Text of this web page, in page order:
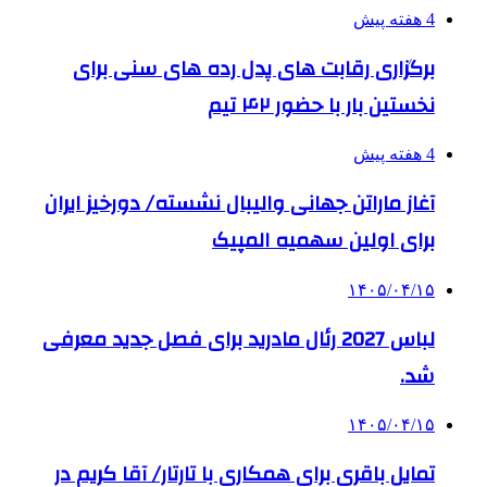
4 هفته پیش
برگزاری رقابت های پدل رده های سنی برای
نخستین بار با حضور ۴۲ تیم
4 هفته پیش
آغاز ماراتن جهانی والیبال نشسته/ دورخیز ایران
برای اولین سهمیه المپیک
۱۴۰۵/۰۴/۱۵
لباس 2027 رئال مادرید برای فصل جدید معرفی
شد.
۱۴۰۵/۰۴/۱۵
تمایل باقری برای همکاری با تارتار/ آقا کریم در